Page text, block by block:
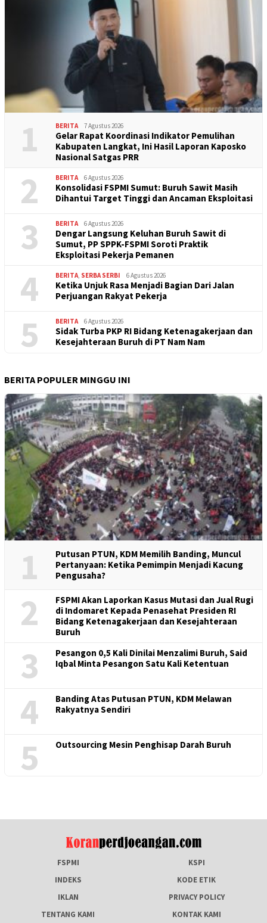
1 BERITA 7 Agustus 2026
Gelar Rapat Koordinasi Indikator Pemulihan
Kabupaten Langkat, Ini Hasil Laporan Kaposko
Nasional Satgas PRR
2 BERITA 6 Agustus 2026
Konsolidasi FSPMI Sumut: Buruh Sawit Masih
Dihantui Target Tinggi dan Ancaman Eksploitasi
3 BERITA 6 Agustus 2026
Dengar Langsung Keluhan Buruh Sawit di
Sumut, PP SPPK-FSPMI Soroti Praktik
Eksploitasi Pekerja Pemanen
4 BERITA SERBA SERBI 6 Agustus 2026
Ketika Unjuk Rasa Menjadi Bagian Dari Jalan
Perjuangan Rakyat Pekerja
5 BERITA 6 Agustus 2026
Sidak Turba PKP RI Bidang Ketenagakerjaan dan
Kesejahteraan Buruh di PT Nam Nam
BERITA POPULER MINGGU INI
1
Putusan PTUN, KDM Memilih Banding, Muncul
Pertanyaan: Ketika Pemimpin Menjadi Kacung
Pengusaha?
2
FSPMI Akan Laporkan Kasus Mutasi dan Jual Rugi
di Indomaret Kepada Penasehat Presiden RI
Bidang Ketenagakerjaan dan Kesejahteraan
Buruh
3
Pesangon 0,5 Kali Dinilai Menzalimi Buruh, Said
Iqbal Minta Pesangon Satu Kali Ketentuan
4
Banding Atas Putusan PTUN, KDM Melawan
Rakyatnya Sendiri
5 Outsourcing Mesin Penghisap Darah Buruh
FSPMI
KSPI
INDEKS
KODE ETIK
IKLAN
PRIVACY POLICY
TENTANG KAMI
KONTAK KAMI